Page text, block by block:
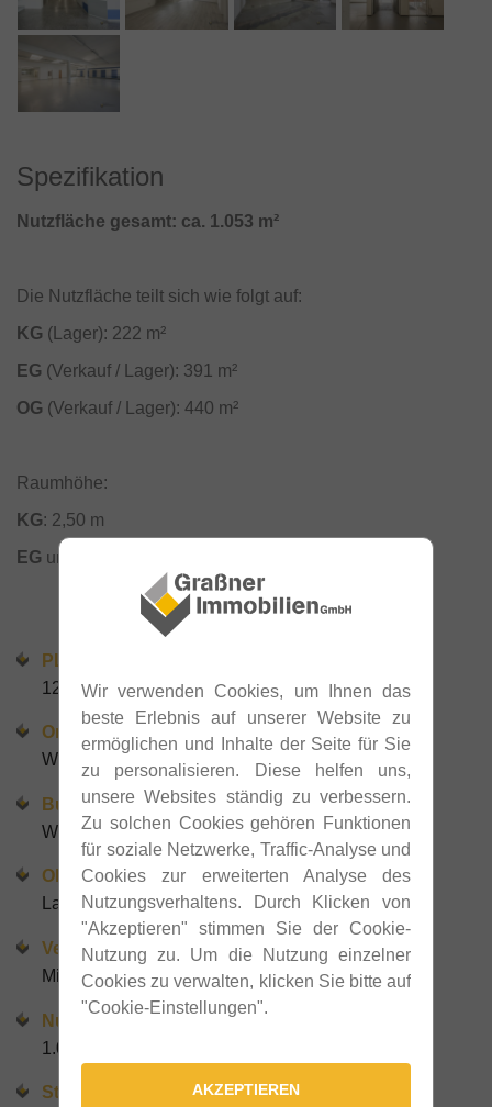
Spezifikation
Nutzfläche gesamt: ca. 1.053 m²
Die Nutzfläche teilt sich wie folgt auf:
KG (Lager): 222 m²
EG (Verkauf / Lager): 391 m²
OG (Verkauf / Lager): 440 m²
Raumhöhe:
KG: 2,50 m
EG und
PLZ
1230
Ort
Wien
Bundesland
Wien
Objektart
Lager / Verkauf / Schauraum
Vermarktung
Miete
Nutzfläche gesamt
1.053 m²
Stellplätze
Wir verwenden Cookies, um Ihnen das
beste Erlebnis auf unserer Website zu
ermöglichen und Inhalte der Seite für Sie
zu personalisieren. Diese helfen uns,
unsere Websites ständig zu verbessern.
Zu solchen Cookies gehören Funktionen
für soziale Netzwerke, Traffic-Analyse und
Cookies zur erweiterten Analyse des
Nutzungsverhaltens. Durch Klicken von
"Akzeptieren" stimmen Sie der Cookie-
Nutzung zu. Um die Nutzung einzelner
Cookies zu verwalten, klicken Sie bitte auf
"Cookie-Einstellungen".
AKZEPTIEREN